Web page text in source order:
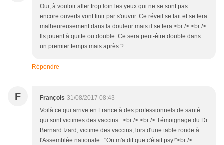
Oui, à vouloir aller trop loin les yeux qui ne se sont pas
encore ouverts vont finir par s'ouvrir. Ce réveil se fait et se fera
malheureusement dans la douleur mais il se fera.<br /> <br />
Ils jouent à quitte ou double. Ce sera peut-être double dans
un premier temps mais après ?
Répondre
F François 31/08/2017 08:43
Voilà ce qui arrive en France à des professionnels de santé
qui sont victimes des vaccins : <br /> <br /> Témoignage du Dr
Bernard Izard, victime des vaccins, lors d'une table ronde à
l'Assemblée nationale : "On m'a dit que c'était psy!"<br />